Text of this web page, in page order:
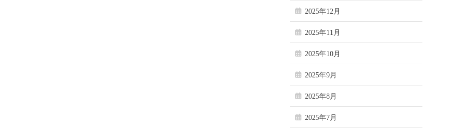
2025年12月
2025年11月
2025年10月
2025年9月
2025年8月
2025年7月